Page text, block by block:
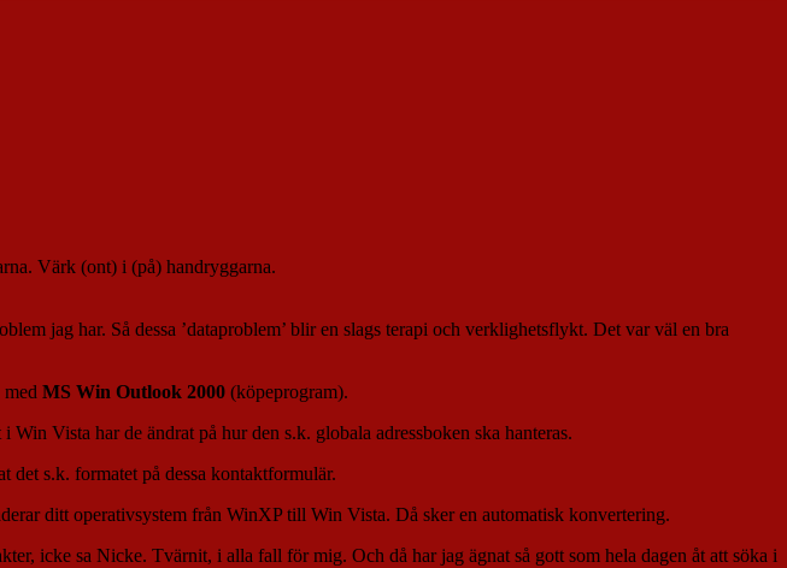
Värk (ont) i (på) handryggarna.
jag har. Så dessa ’dataproblem’ blir en slags terapi och verklighetsflykt. Det var väl en bra
MS Win Outlook 2000 (köpeprogram).
Vista har de ändrat på hur den s.k. globala adressboken ska hanteras.
det s.k. formatet på dessa kontaktformulär.
ditt operativsystem från WinXP till Win Vista. Då sker en automatisk konvertering.
icke sa Nicke. Tvärnit, i alla fall för mig. Och då har jag ägnat så gott som hela dagen åt att söka i